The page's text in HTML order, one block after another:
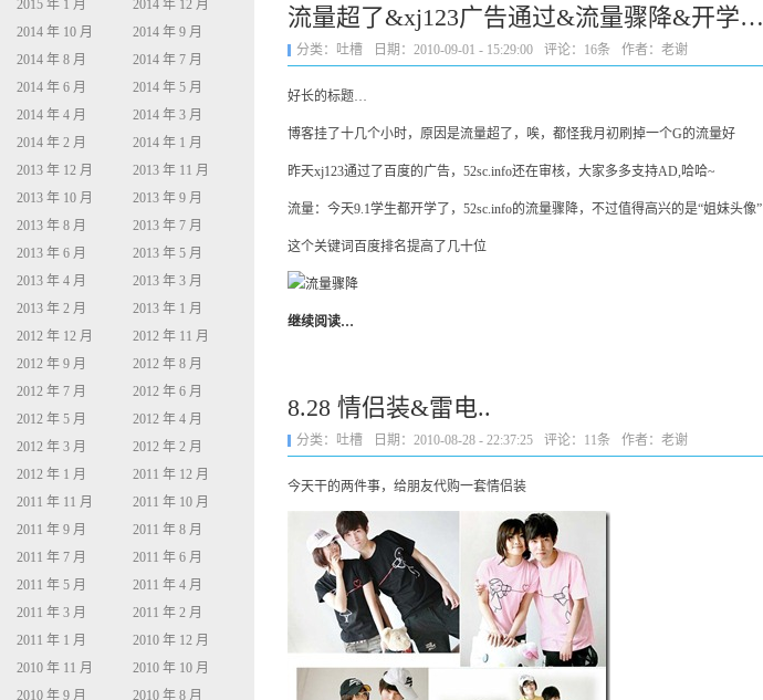
流量超了&xj123广告通过&流量骤降&开学…
分类： 吐槽 日期：2010-09-01 - 15:29:00 评论： 16条 作者：老谢
好长的标题…
博客挂了十几个小时，原因是流量超了，唉，都怪我月初刷掉一个G的流量好
昨天xj123通过了百度的广告，52sc.info还在审核，大家多多支持AD,哈哈~
流量：今天9.1学生都开学了，52sc.info的流量骤降，不过值得高兴的是“姐妹头像”
这个关键词百度排名提高了几十位
继续阅读…
8.28 情侣装&雷电..
分类： 吐槽 日期：2010-08-28 - 22:37:25 评论： 11条 作者：老谢
今天干的两件事，给朋友代购一套情侣装
2015 年 1 月
2014 年 12 月
2014 年 10 月
2014 年 9 月
2014 年 8 月
2014 年 7 月
2014 年 6 月
2014 年 5 月
2014 年 4 月
2014 年 3 月
2014 年 2 月
2014 年 1 月
2013 年 12 月
2013 年 11 月
2013 年 10 月
2013 年 9 月
2013 年 8 月
2013 年 7 月
2013 年 6 月
2013 年 5 月
2013 年 4 月
2013 年 3 月
2013 年 2 月
2013 年 1 月
2012 年 12 月
2012 年 11 月
2012 年 9 月
2012 年 8 月
2012 年 7 月
2012 年 6 月
2012 年 5 月
2012 年 4 月
2012 年 3 月
2012 年 2 月
2012 年 1 月
2011 年 12 月
2011 年 11 月
2011 年 10 月
2011 年 9 月
2011 年 8 月
2011 年 7 月
2011 年 6 月
2011 年 5 月
2011 年 4 月
2011 年 3 月
2011 年 2 月
2011 年 1 月
2010 年 12 月
2010 年 11 月
2010 年 10 月
2010 年 9 月
2010 年 8 月